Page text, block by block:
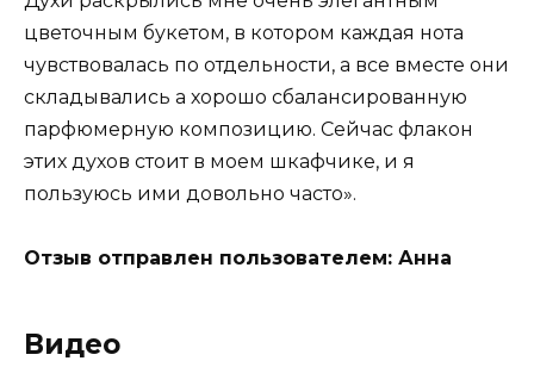
цветочным букетом, в котором каждая нота
чувствовалась по отдельности, а все вместе они
складывались а хорошо сбалансированную
парфюмерную композицию. Сейчас флакон
этих духов стоит в моем шкафчике, и я
пользуюсь ими довольно часто».
Отзыв отправлен пользователем: Анна
Видео